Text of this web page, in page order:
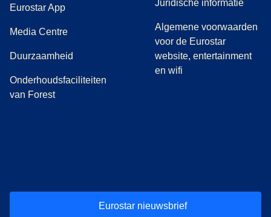
Eurostar App
Media Centre( opent in een nieuwe tab)
Duurzaamheid
Onderhoudsfaciliteiten
van Forest
Juridische informatie
Algemene voorwaarden
voor de Eurostar
website, entertainment
en wifi
Eurostar nieuwsbrief